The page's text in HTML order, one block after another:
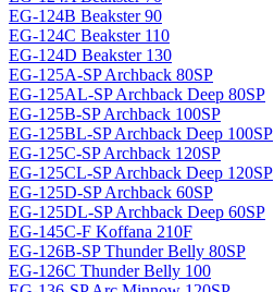
EG-124B Beakster 90
EG-124C Beakster 110
EG-124D Beakster 130
EG-125A-SP Archback 80SP
EG-125AL-SP Archback Deep 80SP
EG-125B-SP Archback 100SP
EG-125BL-SP Archback Deep 100SP
EG-125C-SP Archback 120SP
EG-125CL-SP Archback Deep 120SP
EG-125D-SP Archback 60SP
EG-125DL-SP Archback Deep 60SP
EG-145C-F Koffana 210F
EG-126B-SP Thunder Belly 80SP
EG-126C Thunder Belly 100